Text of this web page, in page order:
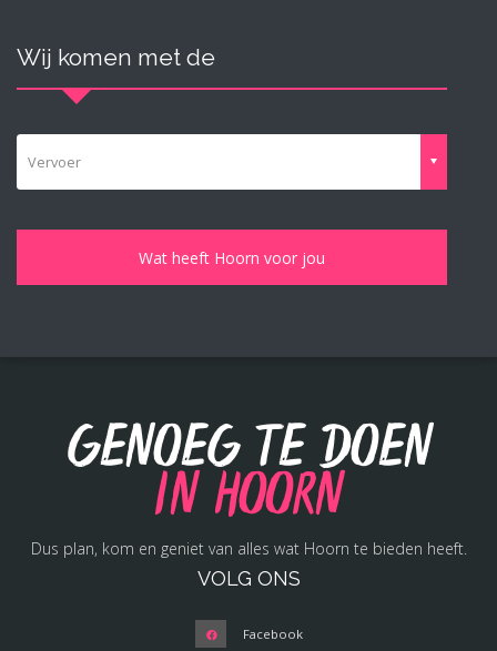
Wij komen met de
Vervoer
Genoeg te doen
in Hoorn
Dus plan, kom en geniet van alles wat Hoorn te bieden heeft.
VOLG ONS
Facebook